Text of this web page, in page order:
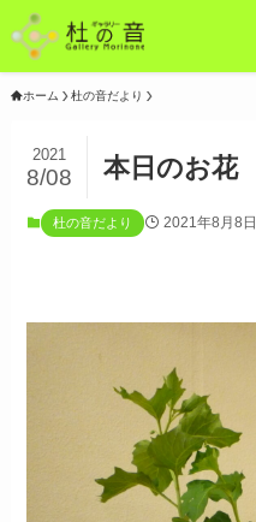
ホーム 杜の音だより
本日のお花
2021
8/08
杜の音だより 2021年8月8日